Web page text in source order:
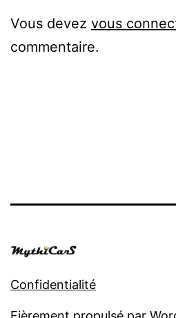
Vous devez vous
commentaire.
Confidentialité